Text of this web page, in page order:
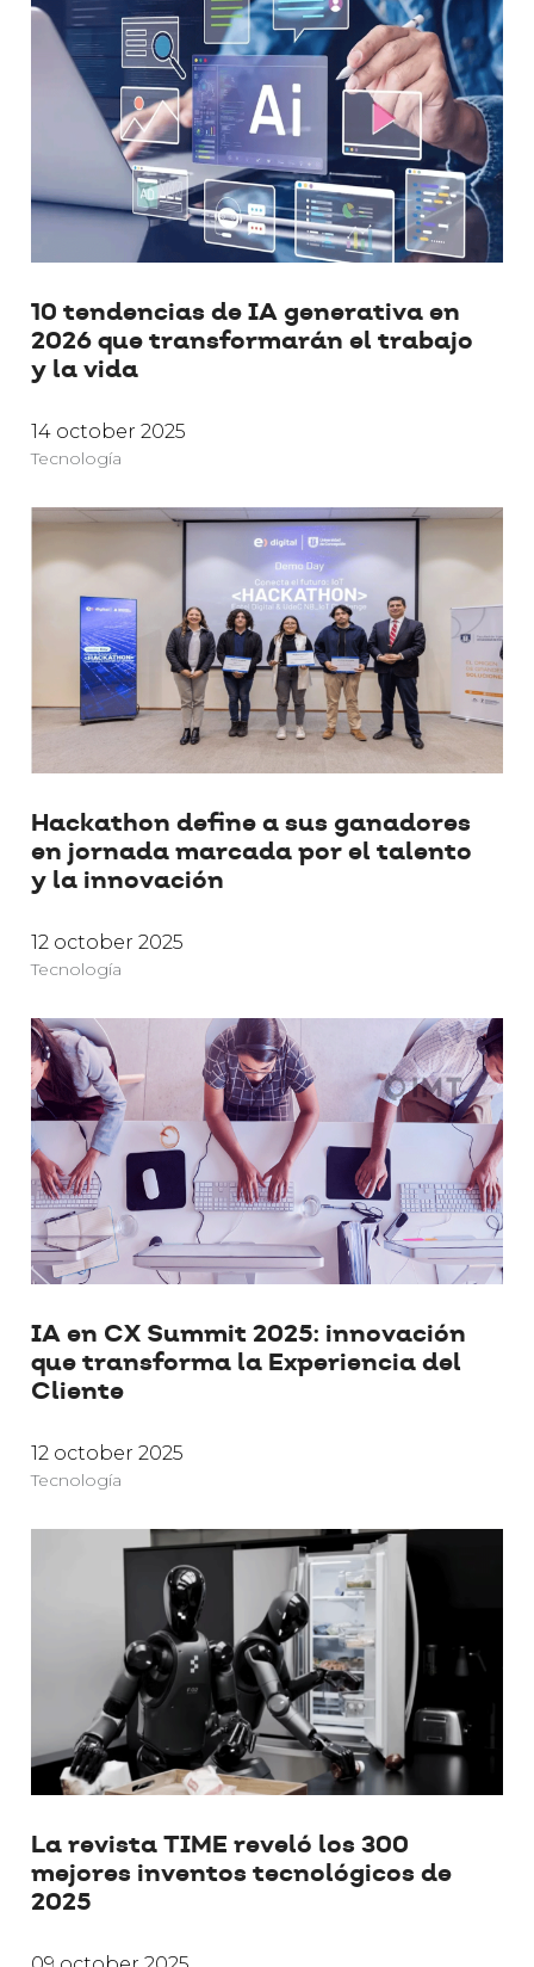
10 tendencias de IA generativa en
2026 que transformarán el trabajo
y la vida
14 october 2025
Tecnología
Hackathon define a sus ganadores
en jornada marcada por el talento
y la innovación
12 october 2025
Tecnología
IA en CX Summit 2025: innovación
que transforma la Experiencia del
Cliente
12 october 2025
Tecnología
La revista TIME reveló los 300
mejores inventos tecnológicos de
2025